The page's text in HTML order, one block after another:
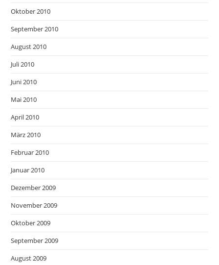
Oktober 2010
September 2010
August 2010
Juli 2010
Juni 2010
Mai 2010
April 2010
März 2010
Februar 2010
Januar 2010
Dezember 2009
November 2009
Oktober 2009
September 2009
August 2009